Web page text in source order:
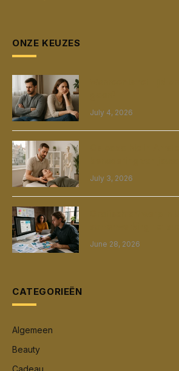
ONZE KEUZES
July 4, 2026
July 3, 2026
June 28, 2026
CATEGORIEËN
Algemeen
Beauty
Cadeau